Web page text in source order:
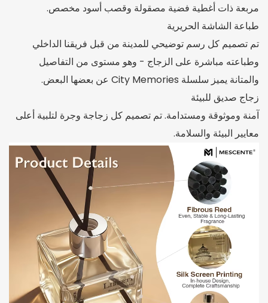
مربعة ذات أغطية فضية مصقولة وقصب أسود مخصص.
طباعة الشاشة الحريرية
تم تصميم كل رسم توضيحي للمدينة من قبل فريقنا الداخلي
وطباعته مباشرة على الزجاج - وهو مستوى من التفاصيل
والمتانة يميز سلسلة City Memories عن بعضها البعض.
زجاج صديق للبيئة
آمنة وموثوقة ومستدامة. تم تصميم كل زجاجة وجرة لتلبية أعلى
معايير البيئة والسلامة.